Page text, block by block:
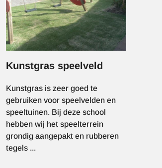
Kunstgras speelveld
Kunstgras is zeer goed te
gebruiken voor speelvelden en
speeltuinen. Bij deze school
hebben wij het speelterrein
grondig aangepakt en rubberen
tegels ...